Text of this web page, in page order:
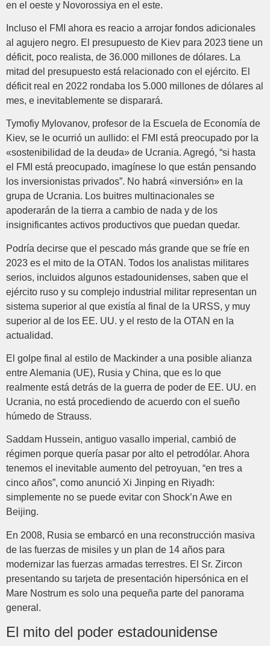
en el oeste y Novorossiya en el este.
Incluso el FMI ahora es reacio a arrojar fondos adicionales
al agujero negro. El presupuesto de Kiev para 2023 tiene un
déficit, poco realista, de 36.000 millones de dólares. La
mitad del presupuesto está relacionado con el ejército. El
déficit real en 2022 rondaba los 5.000 millones de dólares al
mes, e inevitablemente se disparará.
Tymofiy Mylovanov, profesor de la Escuela de Economía de
Kiev, se le ocurrió un aullido: el FMI está preocupado por la
«sostenibilidad de la deuda» de Ucrania. Agregó, “si hasta
el FMI está preocupado, imagínese lo que están pensando
los inversionistas privados”. No habrá «inversión» en la
grupa de Ucrania. Los buitres multinacionales se
apoderarán de la tierra a cambio de nada y de los
insignificantes activos productivos que puedan quedar.
Podría decirse que el pescado más grande que se fríe en
2023 es el mito de la OTAN. Todos los analistas militares
serios, incluidos algunos estadounidenses, saben que el
ejército ruso y su complejo industrial militar representan un
sistema superior al que existía al final de la URSS, y muy
superior al de los EE. UU. y el resto de la OTAN en la
actualidad.
El golpe final al estilo de Mackinder a una posible alianza
entre Alemania (UE), Rusia y China, que es lo que
realmente está detrás de la guerra de poder de EE. UU. en
Ucrania, no está procediendo de acuerdo con el sueño
húmedo de Strauss.
Saddam Hussein, antiguo vasallo imperial, cambió de
régimen porque quería pasar por alto el petrodólar. Ahora
tenemos el inevitable aumento del petroyuan, “en tres a
cinco años”, como anunció Xi Jinping en Riyadh:
simplemente no se puede evitar con Shock’n Awe en
Beijing.
En 2008, Rusia se embarcó en una reconstrucción masiva
de las fuerzas de misiles y un plan de 14 años para
modernizar las fuerzas armadas terrestres. El Sr. Zircon
presentando su tarjeta de presentación hipersónica en el
Mare Nostrum es solo una pequeña parte del panorama
general.
El mito del poder estadounidense